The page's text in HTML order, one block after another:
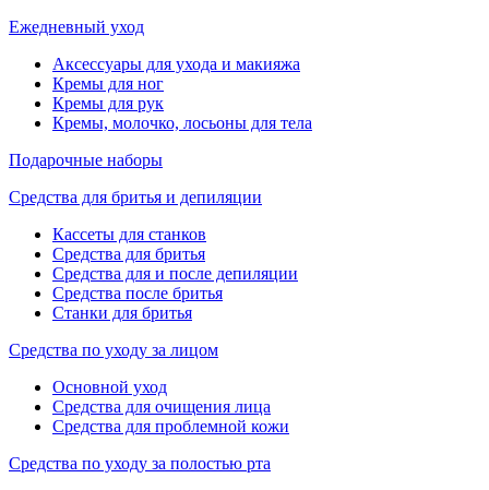
Ежедневный уход
Аксессуары для ухода и макияжа
Кремы для ног
Кремы для рук
Кремы, молочко, лосьоны для тела
Подарочные наборы
Средства для бритья и депиляции
Кассеты для станков
Средства для бритья
Средства для и после депиляции
Средства после бритья
Станки для бритья
Средства по уходу за лицом
Основной уход
Средства для очищения лица
Средства для проблемной кожи
Средства по уходу за полостью рта